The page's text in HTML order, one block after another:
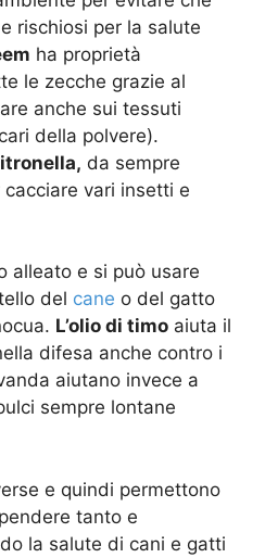
rischiosi per la salute
ha proprietà
le zecche grazie al
anche sui tessuti
della polvere).
da sempre
vari insetti e
alleato e si può usare
del cane o del gatto
L’olio di timo aiuta il
difesa anche contro i
aiutano invece a
sempre lontane
e quindi permettono
tanto e
la salute di cani e gatti